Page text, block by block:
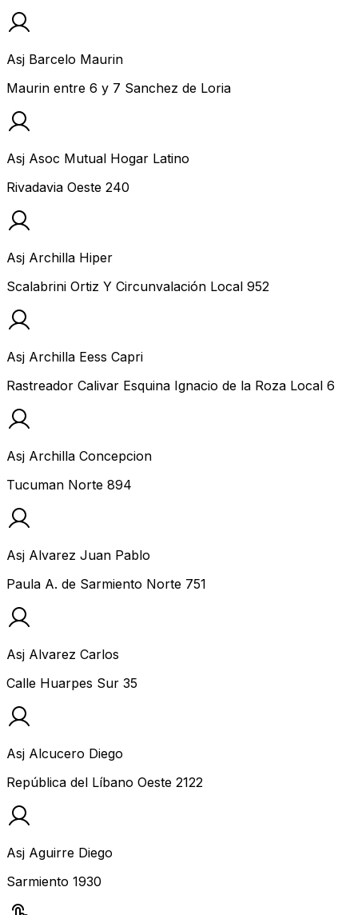
Asj Barcelo Maurin
Maurin entre 6 y 7 Sanchez de Loria
Asj Asoc Mutual Hogar Latino
Rivadavia Oeste 240
Asj Archilla Hiper
Scalabrini Ortiz Y Circunvalación Local 952
Asj Archilla Eess Capri
Rastreador Calivar Esquina Ignacio de la Roza Local 6
Asj Archilla Concepcion
Tucuman Norte 894
Asj Alvarez Juan Pablo
Paula A. de Sarmiento Norte 751
Asj Alvarez Carlos
Calle Huarpes Sur 35
Asj Alcucero Diego
República del Líbano Oeste 2122
Asj Aguirre Diego
Sarmiento 1930